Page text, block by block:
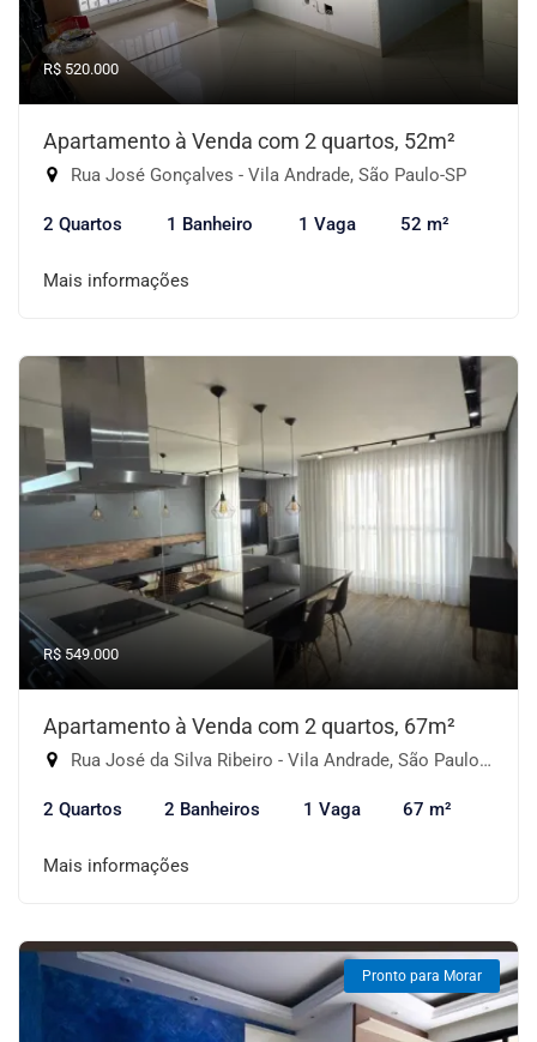
R$ 520.000
Apartamento à Venda com 2 quartos, 52m²
Rua José Gonçalves - Vila Andrade, São Paulo-SP
2 Quartos 1 Banheiro 1 Vaga 52 m²
Mais informações
R$ 549.000
Apartamento à Venda com 2 quartos, 67m²
Rua José da Silva Ribeiro - Vila Andrade, São Paulo-SP
2 Quartos 2 Banheiros 1 Vaga 67 m²
Mais informações
Pronto para Morar